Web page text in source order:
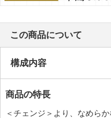
この商品について
構成内容
商品の特長
＜チェンジ＞より、なめら